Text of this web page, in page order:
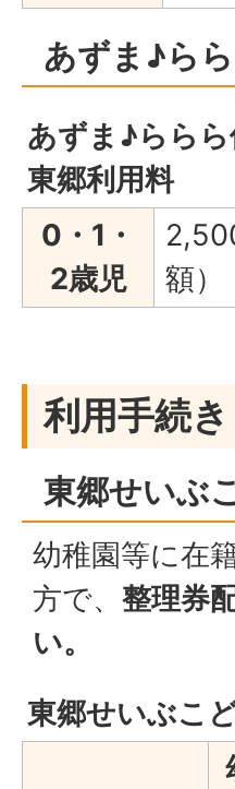
あずま♪ら
あずま♪らら
東郷利用料
0・1・
2歳児
額）
利用手続き
東郷せいぶ
幼稚園等に在
方で、 整理券
い。
東郷せいぶこ